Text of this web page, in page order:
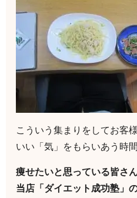
こういう集まりをしてお客
いい「気」をもらいあう時
痩せたいと思っている皆さ
当店「ダイエット成功塾」